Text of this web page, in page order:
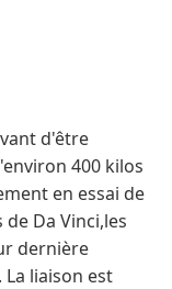
d'être
400 kilos
en essai de
Da Vinci,les
dernière
liaison est